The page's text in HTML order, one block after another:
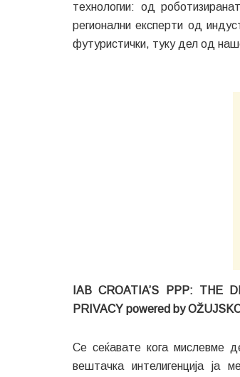
технологии: од
регионални експерти од
футуристички, туку дел од
IAB CROATIA’S PPP: THE
PRIVACY powered by
Се сеќавате кога мислевме
вештачка интелигенција ја